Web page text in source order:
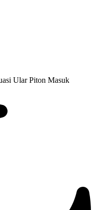
Ular Piton Masuk